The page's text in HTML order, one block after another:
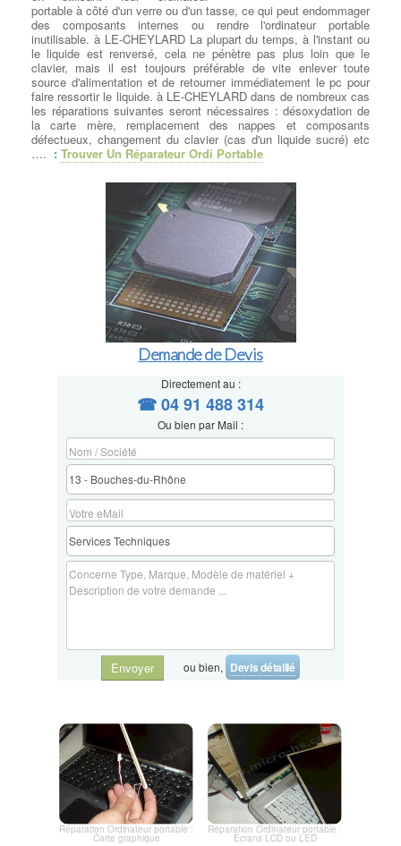
portable à côté d'un verre ou d'un tasse, ce qui peut endommager
des composants internes ou rendre l'ordinateur portable
inutilisable. à LE-CHEYLARD La plupart du temps, à l'instant ou
le liquide est renversé, cela ne pénètre pas plus loin que le
clavier, mais il est toujours préférable de vite enlever toute
source d'alimentation et de retourner immédiatement le pc pour
faire ressortir le liquide. à LE-CHEYLARD dans de nombreux cas
les réparations suivantes seront nécessaires : désoxydation de
la carte mère, remplacement des nappes et composants
défectueux, changement du clavier (cas d'un liquide sucré) etc
…. : Trouver Un Réparateur Ordi Portable
Demande de Devis
Directement au :
☎ 04 91 488 314
Ou bien par Mail :
Envoyer ou bien, Devis détaillé
Réparation Ordinateur portable :
Carte graphique
Réparation Ordinateur portable :
Ecrans LCD ou LED